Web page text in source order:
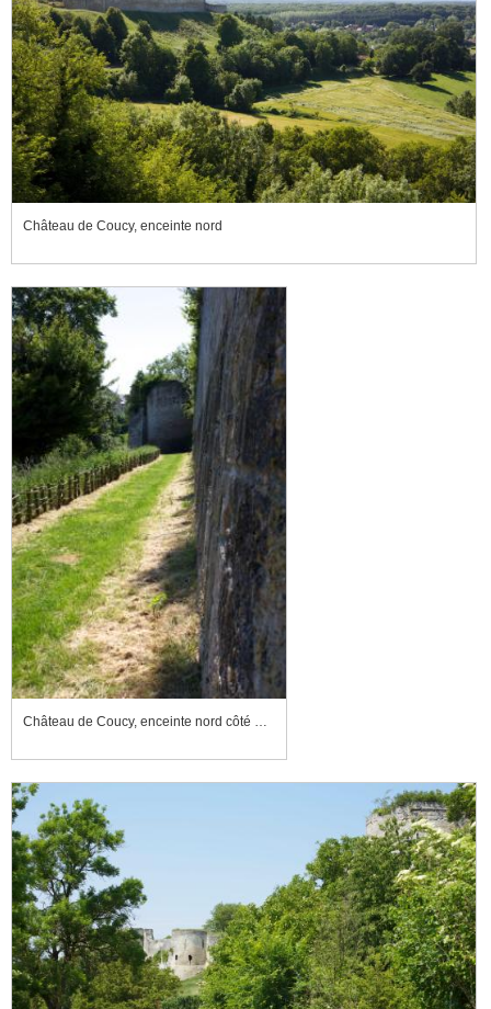
Château de Coucy, enceinte nord
Château de Coucy, enceinte nord côté porte de Chauny